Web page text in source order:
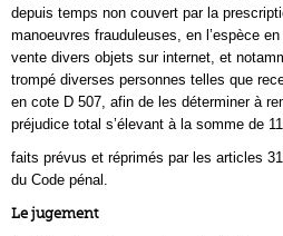
depuis temps non couvert par la
manoeuvres frauduleuses, en l’espèce
vente divers objets sur internet, et
trompé diverses personnes telles que
en cote D 507, afin de les déterminer à
préjudice total s’élevant à la somme de
faits prévus et réprimés par les articles
du Code pénal.
Le jugement